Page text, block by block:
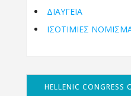
ΔΙΑΥΓΕΙΑ
ΙΣΟΤΙΜΙΕΣ
HELLENIC CONGRESS